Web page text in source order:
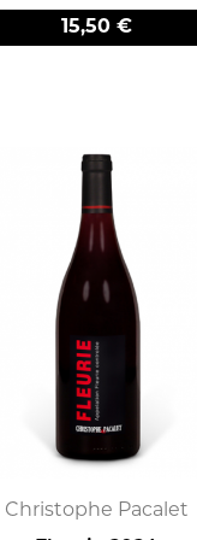
Prix
15,50 €
Christophe Pacalet